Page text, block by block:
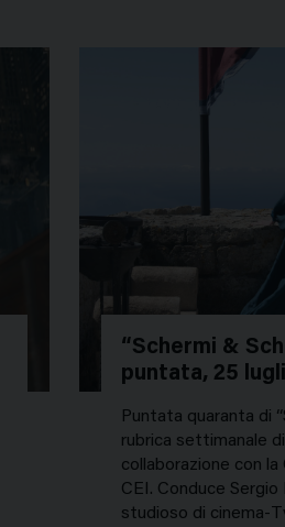
“Schermi &
puntata, 25
Puntata quaranta di
rubrica settimanale
collaborazione con la
CEI. Conduce Sergio
studioso di cinema-